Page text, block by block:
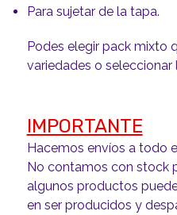
Para sujetar de la tapa.
Podes elegir pack mixto
variedades o seleccionar
IMPORTANTE
Hacemos envíos a todo
No contamos con stock
algunos productos
en ser producidos y